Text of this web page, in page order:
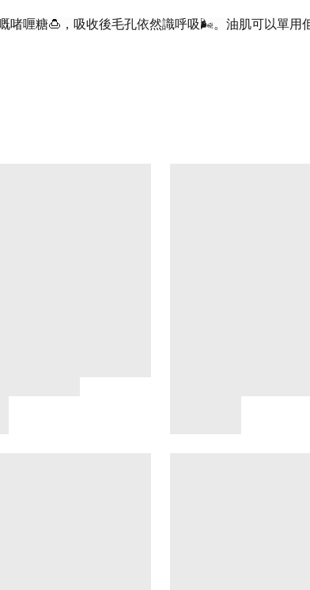
啫喱糖🍮，吸收後毛孔依然識呼吸🌬️。油肌可以單